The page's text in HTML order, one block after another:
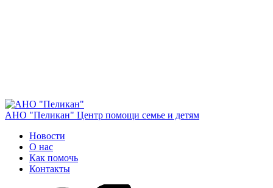
АНО "Пеликан" Центр помощи семье и детям
Новости
О нас
Как помочь
Контакты